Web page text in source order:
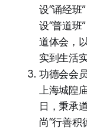
设“诵经班
设“普道班
道体会，
实到生活
功德会会
上海城隍
日，秉承
尚“行善积